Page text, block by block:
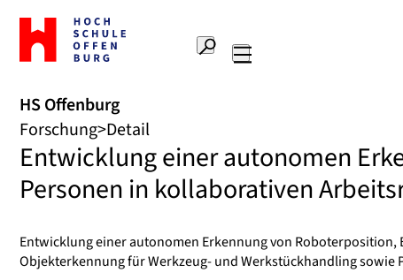
Zur
Startseite
Hochschule
Suche
HS Offenburg
Forschung Detail
Entwicklung einer autonomen
Personen in kollaborativen
Entwicklung einer autonomen Erkennung von
Objekterkennung für Werkzeug- und Werkstückhandling